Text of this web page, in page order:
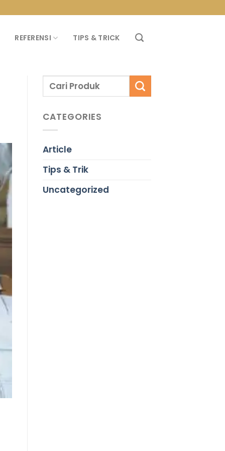
REFERENSI TIPS & TRICK
CATEGORIES
Article
Tips & Trik
Uncategorized